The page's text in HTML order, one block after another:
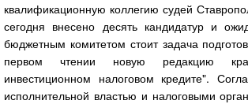
квалификационную коллегию судей
сегодня внесено десять кандидатур и
бюджетным комитетом стоит задача
первом чтении новую редакцию
инвестиционном налоговом кредите".
исполнительной властью и налоговыми